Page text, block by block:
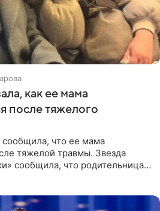
как ее мама
после тяжелого
сообщила, что ее мама
тяжелой травмы. Звезда
сообщила, что родительница